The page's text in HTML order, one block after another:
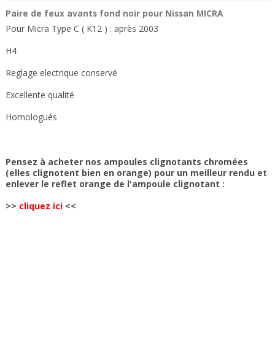
Paire de feux avants fond noir pour Nissan MICRA
Pour Micra Type C ( K12 ) : après 2003
H4
Reglage electrique conservé
Excellente qualité
Homologués
Pensez à acheter nos ampoules clignotants chromées
(elles clignotent bien en orange) pour un meilleur rendu et
enlever le reflet orange de l'ampoule clignotant :
>> cliquez ici <<